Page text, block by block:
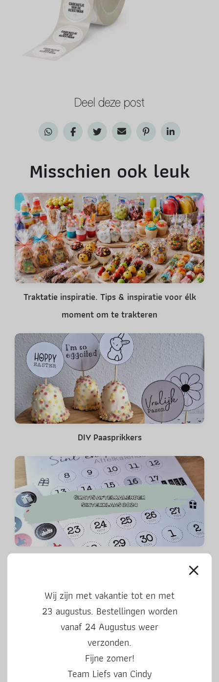
Deel deze post
Misschien ook leuk
Traktatie inspiratie. Tips & inspiratie voor élk
moment om te trakteren
DIY Paasprikkers
Wij zijn met vakantie tot en met
23 augustus. Bestellingen worden
vanaf 24 Augustus weer
verzonden.
Fijne zomer!
Team Liefs van Cindy